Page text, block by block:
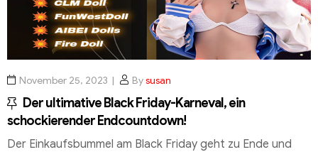
November 25, 2023 Bysusan
Der ultimative Black Friday-Karneval, ein
schockierender Endcountdown!
Der Einkaufsbummel am Black Friday geht zu Ende und